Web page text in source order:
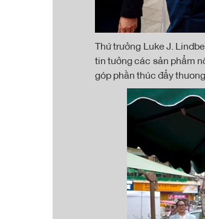
Thứ trưởng Luke J.
tin tưởng các sản phẩm
góp phần thúc đẩy